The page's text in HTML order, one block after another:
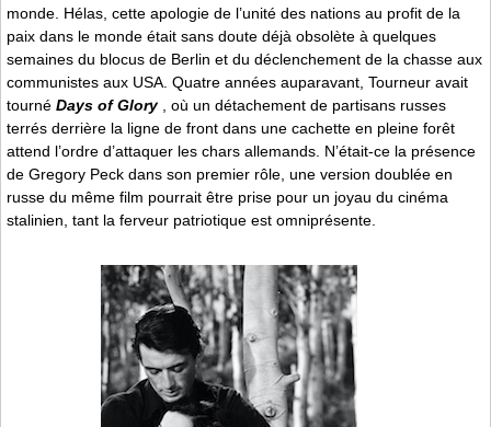
monde. Hélas, cette apologie de l’unité des nations au profit de la
paix dans le monde était sans doute déjà obsolète à quelques
semaines du blocus de Berlin et du déclenchement de la chasse aux
communistes aux USA. Quatre années auparavant, Tourneur avait
tourné Days of Glory
, où un détachement de partisans russes
terrés derrière la ligne de front dans une cachette en pleine forêt
attend l’ordre d’attaquer les chars allemands. N’était-ce la présence
de Gregory Peck dans son premier rôle, une version doublée en
russe du même film pourrait être prise pour un joyau du cinéma
stalinien, tant la ferveur patriotique est omniprésente.